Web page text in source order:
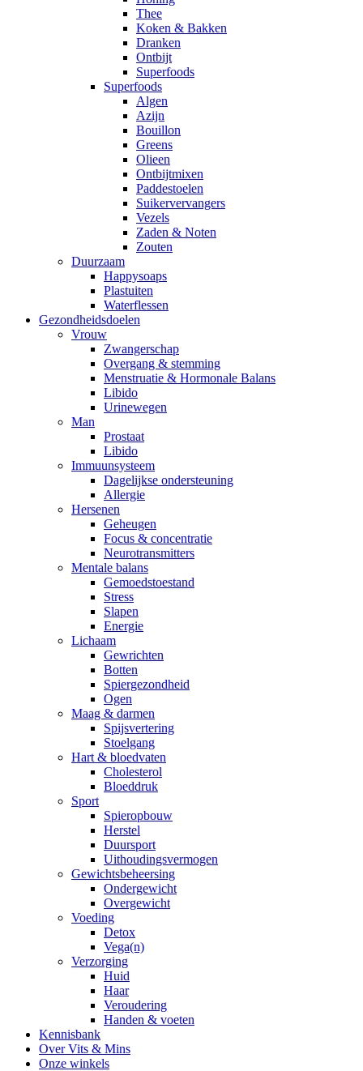
Thee
Koken & Bakken
Dranken
Ontbijt
Superfoods
Superfoods
Algen
Azijn
Bouillon
Greens
Olieen
Ontbijtmixen
Paddestoelen
Suikervervangers
Vezels
Zaden & Noten
Zouten
Duurzaam
Happysoaps
Plastuiten
Waterflessen
Gezondheidsdoelen
Vrouw
Zwangerschap
Overgang & stemming
Menstruatie & Hormonale Balans
Libido
Urinewegen
Man
Prostaat
Libido
Immuunsysteem
Dagelijkse ondersteuning
Allergie
Hersenen
Geheugen
Focus & concentratie
Neurotransmitters
Mentale balans
Gemoedstoestand
Stress
Slapen
Energie
Lichaam
Gewrichten
Botten
Spiergezondheid
Ogen
Maag & darmen
Spijsvertering
Stoelgang
Hart & bloedvaten
Cholesterol
Bloeddruk
Sport
Spieropbouw
Herstel
Duursport
Uithoudingsvermogen
Gewichtsbeheersing
Ondergewicht
Overgewicht
Voeding
Detox
Vega(n)
Verzorging
Huid
Haar
Veroudering
Handen & voeten
Kennisbank
Over Vits & Mins
Onze winkels